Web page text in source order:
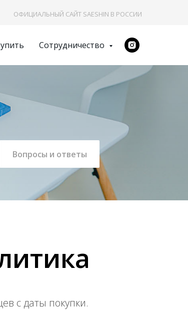
ОФИЦИАЛЬНЫЙ САЙТ SAESHIN В РОССИИ
Сотрудничество
Вопросы и ответы
с даты покупки.